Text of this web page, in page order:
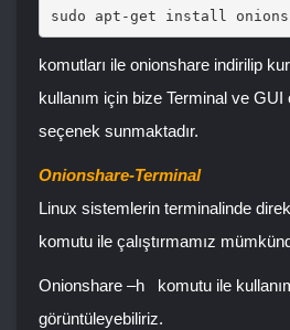
sudo apt-get install
komutları ile onionshare indirilip
kullanım için bize Terminal ve
seçenek sunmaktadır.
Onionshare-Terminal
Linux sistemlerin terminalinde
komutu ile çalıştırmamız
Onionshare –h
komutu ile
görüntüleyebiliriz.